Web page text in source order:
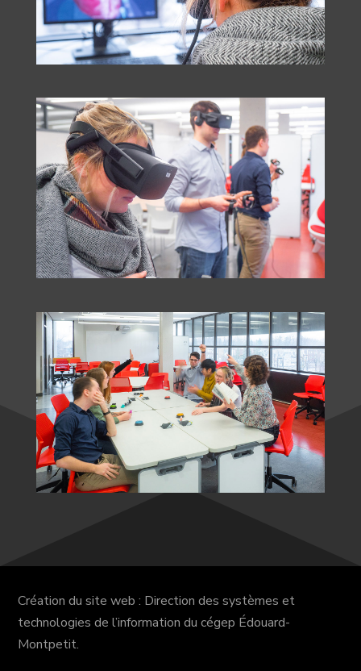
Création du site web : Direction des systèmes et
technologies de l’information du cégep Édouard-
Montpetit.